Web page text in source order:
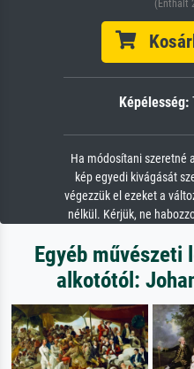
(Enthält
Képélesség:
Ha módosítani szeretné
kép egyedi kivágását
végezzük el ezeket a
nélkül. Kérjük, ne
Egyéb művészeti
alkotótól: